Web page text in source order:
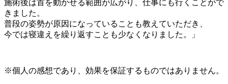
施術後は首を動かせる範囲が広がり、仕事にも行くことがで
きました。
普段の姿勢が原因になっていることも教えていただき、
今では寝違えを繰り返すことも少なくなりました。」
※個人の感想であり、効果を保証するものではありません。